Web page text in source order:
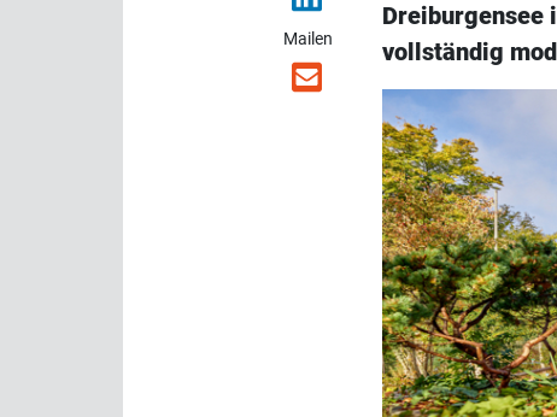
Mailen
Dreiburgensee
vollständig